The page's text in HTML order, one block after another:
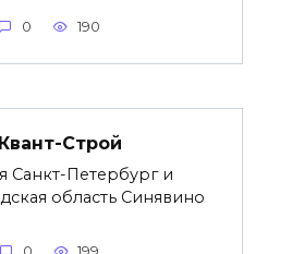
0 190
Квант-Строй
Санкт-Петербург и
область Синявино